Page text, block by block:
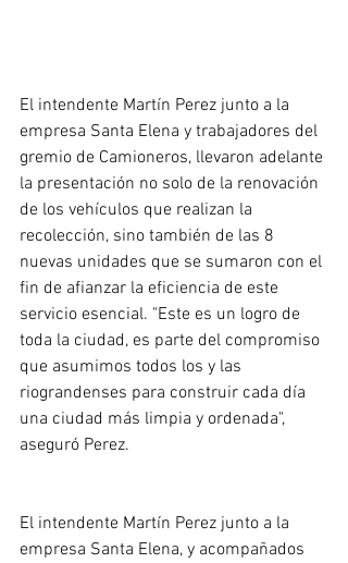
El intendente Martín Perez junto a la
empresa Santa Elena y trabajadores del
gremio de Camioneros, llevaron adelante
la presentación no solo de la renovación
de los vehículos que realizan la
recolección, sino también de las 8
nuevas unidades que se sumaron con el
fin de afianzar la eficiencia de este
servicio esencial. "Este es un logro de
toda la ciudad, es parte del compromiso
que asumimos todos los y las
riograndenses para construir cada día
una ciudad más limpia y ordenada",
aseguró Perez.
El intendente Martín Perez junto a la
empresa Santa Elena, y acompañados